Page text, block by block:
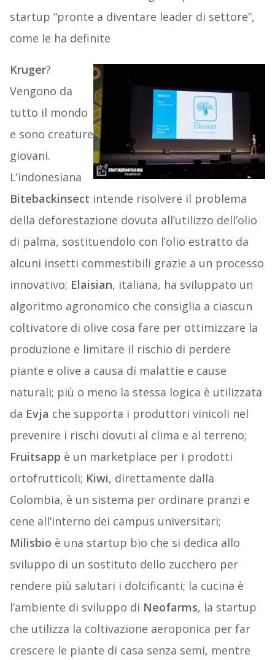
startup “pronte a diventare leader di settore”,
come le ha definite
Kruger?
Vengono da
tutto il mondo
e sono creature
giovani.
L’indonesiana
Bitebackinsect intende risolvere il problema
della deforestazione dovuta all’utilizzo dell’olio
di palma, sostituendolo con l’olio estratto da
alcuni insetti commestibili grazie a un processo
innovativo; Elaisian, italiana, ha sviluppato un
algoritmo agronomico che consiglia a ciascun
coltivatore di olive cosa fare per ottimizzare la
produzione e limitare il rischio di perdere
piante e olive a causa di malattie e cause
naturali; più o meno la stessa logica è utilizzata
da Evja che supporta i produttori vinicoli nel
prevenire i rischi dovuti al clima e al terreno;
Fruitsapp è un marketplace per i prodotti
ortofrutticoli; Kiwi, direttamente dalla
Colombia, è un sistema per ordinare pranzi e
cene all’interno dei campus universitari;
Milisbio è una startup bio che si dedica allo
sviluppo di un sostituto dello zucchero per
rendere più salutari i dolcificanti; la cucina è
l’ambiente di sviluppo di Neofarms, la startup
che utilizza la coltivazione aeroponica per far
crescere le piante di casa senza semi, mentre